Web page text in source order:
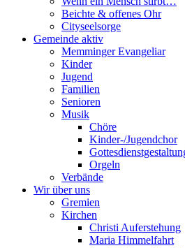
Beichte & offenes Ohr
Cityseelsorge
Gemeinde aktiv
Memminger Evangeliar
Kinder
Jugend
Familien
Senioren
Musik
Chöre
Kinder-/Jugendchor
Orgeln
Verbände
Wir über uns
Gremien
Kirchen
Christi Auferstehung
Maria Himmelfahrt